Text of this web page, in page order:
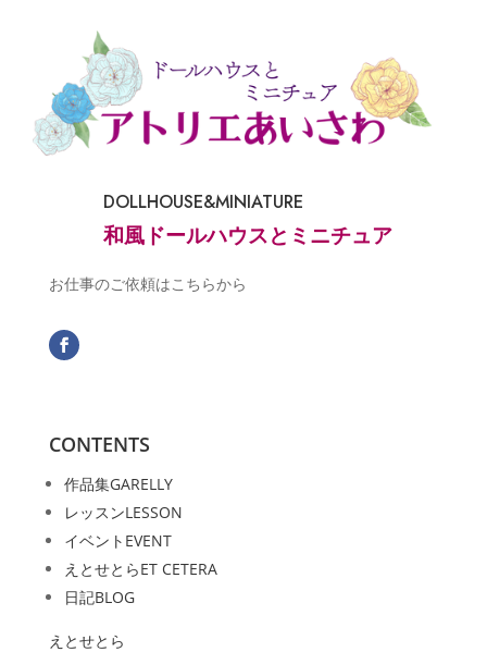
DOLLHOUSE&MINIATURE
和風ドールハウスとミニチュア
お仕事のご依頼はこちらから
CONTENTS
作品集GARELLY
レッスンLESSON
イベント EVENT
えとせとらET CETERA
日記BLOG
えとせとら